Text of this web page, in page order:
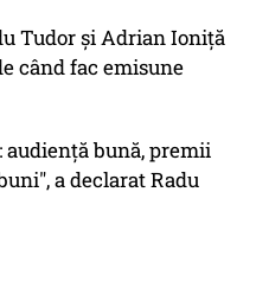
Tudor și Adrian Ioniță
când fac emisune
audiență bună, premii
a declarat Radu